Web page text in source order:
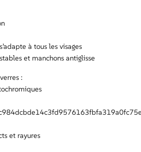
à tous les visages
et manchons antiglisse
:
et rayures